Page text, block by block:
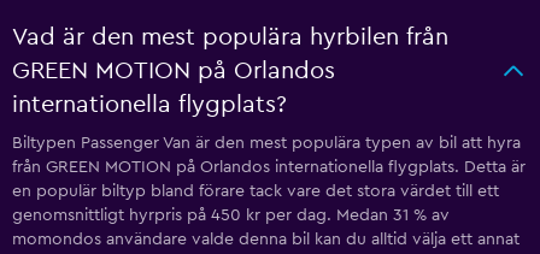
Vad är den mest populära hyrbilen från
GREEN MOTION på Orlandos
internationella flygplats?
Biltypen Passenger Van är den mest populära typen av bil att hyra
från GREEN MOTION på Orlandos internationella flygplats. Detta är
en populär biltyp bland förare tack vare det stora värdet till ett
genomsnittligt hyrpris på 450 kr per dag. Medan 31 % av
momondos användare valde denna bil kan du alltid välja ett annat